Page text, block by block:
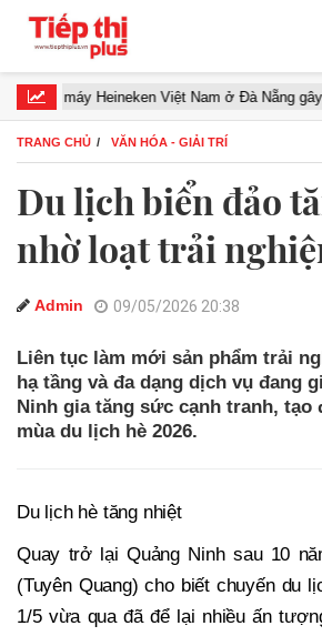
Heineken Việt Nam ở Đà Nẵng gây ấn tượng
TRANG CHỦ VĂN HÓA - GIẢI TRÍ
Du lịch biển đảo
nhờ loạt trải
Admin 09/05/2026 20:38
Liên tục làm mới sản phẩm trải
hạ tầng và đa dạng dịch vụ đang
Ninh gia tăng sức cạnh tranh, tạo
mùa du lịch hè 2026.
Du lịch hè tăng nhiệt
Quay trở lại Quảng Ninh sau 10
(Tuyên Quang) cho biết chuyến du
1/5 vừa qua đã để lại nhiều ấn